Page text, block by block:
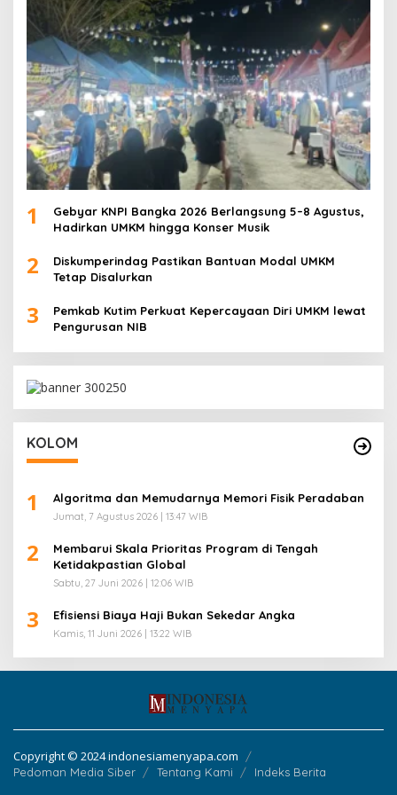
1
Gebyar KNPI Bangka 2026 Berlangsung 5–8 Agustus,
Hadirkan UMKM hingga Konser Musik
2
Diskumperindag Pastikan Bantuan Modal UMKM
Tetap Disalurkan
3
Pemkab Kutim Perkuat Kepercayaan Diri UMKM lewat
Pengurusan NIB
KOLOM
1 Algoritma dan Memudarnya Memori Fisik Peradaban
Jumat, 7 Agustus 2026 | 13:47 WIB
2
Membarui Skala Prioritas Program di Tengah
Ketidakpastian Global
Sabtu, 27 Juni 2026 | 12:06 WIB
3 Efisiensi Biaya Haji Bukan Sekedar Angka
Kamis, 11 Juni 2026 | 13:22 WIB
Copyright © 2024 indonesiamenyapa.com
Pedoman Media Siber Tentang Kami Indeks Berita